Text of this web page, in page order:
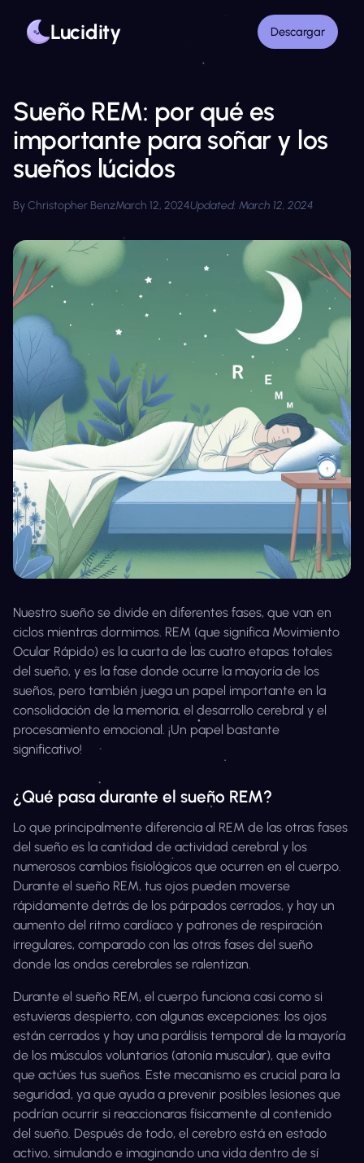
Lucidity Descargar
Home
Blog
Sueño REM: por qué es importante para soñar y los sueños
Sueño REM: por qué es
importante para soñar y los
sueños lúcidos
By Christopher BenzMarch 12, 2024Updated: March 12, 2024
Nuestro sueño se divide en diferentes fases, que van en
ciclos mientras dormimos. REM (que significa Movimiento
Ocular Rápido) es la cuarta de las cuatro etapas totales
del sueño, y es la fase donde ocurre la mayoría de los
sueños, pero también juega un papel importante en la
consolidación de la memoria, el desarrollo cerebral y el
procesamiento emocional. ¡Un papel bastante
significativo!
¿Qué pasa durante el sueño REM?
Lo que principalmente diferencia al REM de las otras fases
del sueño es la cantidad de actividad cerebral y los
numerosos cambios fisiológicos que ocurren en el cuerpo.
Durante el sueño REM, tus ojos pueden moverse
rápidamente detrás de los párpados cerrados, y hay un
aumento del ritmo cardíaco y patrones de respiración
irregulares, comparado con las otras fases del sueño
donde las ondas cerebrales se ralentizan.
Durante el sueño REM, el cuerpo funciona casi como si
estuvieras despierto, con algunas excepciones: los ojos
están cerrados y hay una parálisis temporal de la mayoría
de los músculos voluntarios (atonía muscular), que evita
que actúes tus sueños. Este mecanismo es crucial para la
seguridad, ya que ayuda a prevenir posibles lesiones que
podrían ocurrir si reaccionaras físicamente al contenido
del sueño. Después de todo, el cerebro está en estado
activo, simulando e imaginando una vida dentro de sí